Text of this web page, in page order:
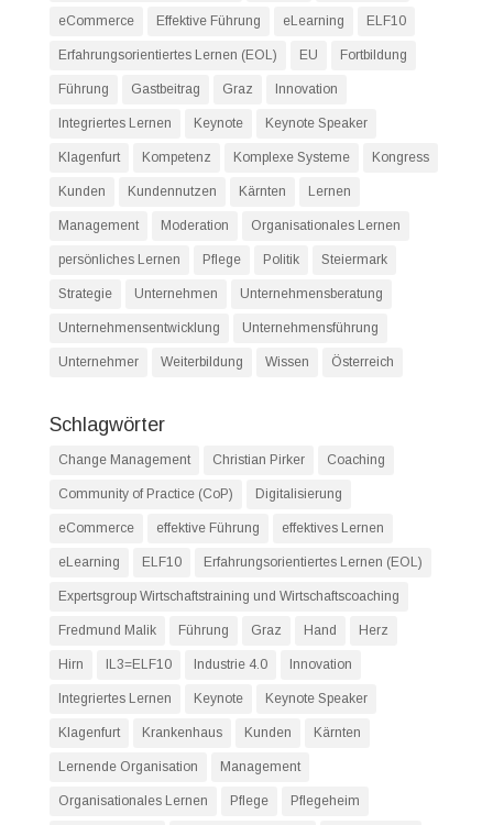
eCommerce Effektive Führung eLearning ELF10
Erfahrungsorientiertes Lernen (EOL) EU Fortbildung
Führung Gastbeitrag Graz Innovation
Integriertes Lernen Keynote Keynote Speaker
Klagenfurt Kompetenz Komplexe Systeme Kongress
Kunden Kundennutzen Kärnten Lernen
Management Moderation Organisationales Lernen
persönliches Lernen Pflege Politik Steiermark
Strategie Unternehmen Unternehmensberatung
Unternehmensentwicklung Unternehmensführung
Unternehmer Weiterbildung Wissen Österreich
Schlagwörter
Change Management Christian Pirker Coaching
Community of Practice (CoP) Digitalisierung
eCommerce effektive Führung effektives Lernen
eLearning ELF10 Erfahrungsorientiertes Lernen (EOL)
Expertsgroup Wirtschaftstraining und Wirtschaftscoaching
Fredmund Malik Führung Graz Hand Herz
Hirn IL3=ELF10 Industrie 4.0 Innovation
Integriertes Lernen Keynote Keynote Speaker
Klagenfurt Krankenhaus Kunden Kärnten
Lernende Organisation Management
Organisationales Lernen Pflege Pflegeheim